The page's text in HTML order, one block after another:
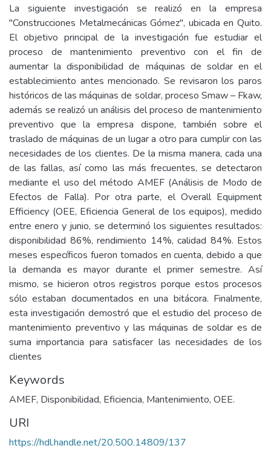
La siguiente investigación se realizó en la empresa
"Construcciones Metalmecánicas Gómez", ubicada en Quito.
El objetivo principal de la investigación fue estudiar el
proceso de mantenimiento preventivo con el fin de
aumentar la disponibilidad de máquinas de soldar en el
establecimiento antes mencionado. Se revisaron los paros
históricos de las máquinas de soldar, proceso Smaw – Fkaw,
además se realizó un análisis del proceso de mantenimiento
preventivo que la empresa dispone, también sobre el
traslado de máquinas de un lugar a otro para cumplir con las
necesidades de los clientes. De la misma manera, cada una
de las fallas, así como las más frecuentes, se detectaron
mediante el uso del método AMEF (Análisis de Modo de
Efectos de Falla). Por otra parte, el Overall Equipment
Efficiency (OEE, Eficiencia General de los equipos), medido
entre enero y junio, se determinó los siguientes resultados:
disponibilidad 86%, rendimiento 14%, calidad 84%. Estos
meses específicos fueron tomados en cuenta, debido a que
la demanda es mayor durante el primer semestre. Así
mismo, se hicieron otros registros porque estos procesos
sólo estaban documentados en una bitácora. Finalmente,
esta investigación demostró que el estudio del proceso de
mantenimiento preventivo y las máquinas de soldar es de
suma importancia para satisfacer las necesidades de los
clientes
Keywords
AMEF, Disponibilidad, Eficiencia, Mantenimiento, OEE.
URI
https://hdl.handle.net/20.500.14809/137